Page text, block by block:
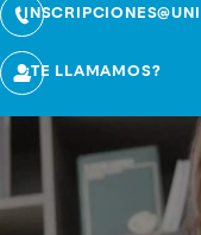
¿TE LLAMAMOS?